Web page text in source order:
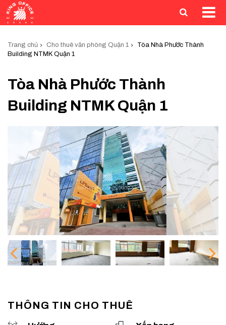
Trang chủ Cho thuê văn phòng Quận 1
Tòa Nhà Phước Thành
Building NTMK Quận 1
Tòa Nhà Phước Thành
Building NTMK Quận 1
THÔNG TIN CHO THUÊ